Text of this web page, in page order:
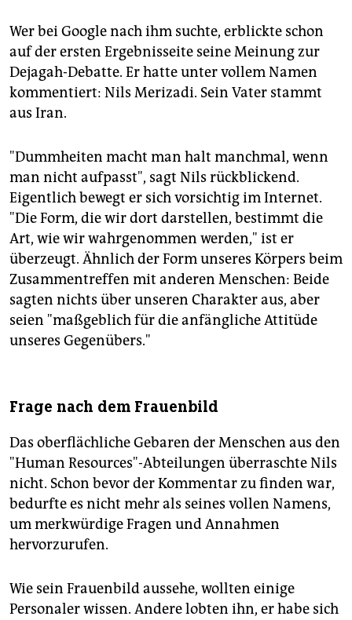
Wer bei Google nach ihm suchte, erblickte schon
auf der ersten Ergebnisseite seine Meinung zur
Dejagah-Debatte. Er hatte unter vollem Namen
kommentiert: Nils Merizadi. Sein Vater stammt
aus Iran.
"Dummheiten macht man halt manchmal, wenn
man nicht aufpasst", sagt Nils rückblickend.
Eigentlich bewegt er sich vorsichtig im Internet.
"Die Form, die wir dort darstellen, bestimmt die
Art, wie wir wahrgenommen werden," ist er
überzeugt. Ähnlich der Form unseres Körpers beim
Zusammentreffen mit anderen Menschen: Beide
sagten nichts über unseren Charakter aus, aber
seien "maßgeblich für die anfängliche Attitüde
unseres Gegenübers."
Frage nach dem Frauenbild
Das oberflächliche Gebaren der Menschen aus den
"Human Resources"-Abteilungen überraschte Nils
nicht. Schon bevor der Kommentar zu finden war,
bedurfte es nicht mehr als seines vollen Namens,
um merkwürdige Fragen und Annahmen
hervorzurufen.
Wie sein Frauenbild aussehe, wollten einige
Personaler wissen. Andere lobten ihn, er habe sich